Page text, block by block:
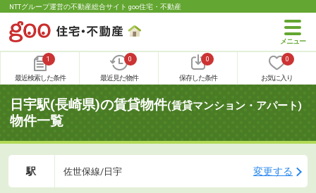
NTTグループ運営の不動産総合サイト goo住宅・不動産
1
最近検索した条件
0
最近見た物件
0
保存した条件
0
お気に入り
日宇駅(長崎県)の賃貸物件(賃貸マンション・アパート)
物件一覧
駅 佐世保線/日宇 変更する